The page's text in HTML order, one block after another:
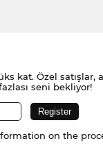
kat. Özel satışlar,
seni bekliyor!
on the